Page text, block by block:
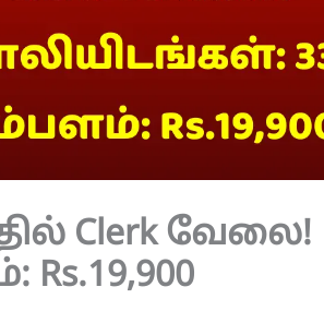
Clerk வேலை!